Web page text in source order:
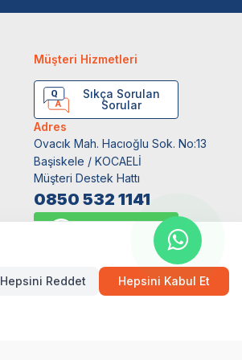
Müşteri Hizmetleri
Sıkça Sorulan
Sorular
Adres
Ovacık Mah. Hacıoğlu Sok. No:13
Başiskele / KOCAELİ
Müşteri Destek Hattı
0850 532 1141
WhatsApp Destek
0554 871 66 20
Hepsini Reddet Hepsini Kabul Et